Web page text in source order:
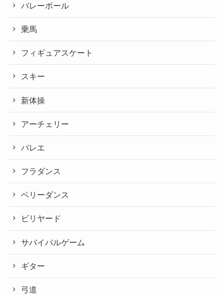
バレーボール
乗馬
フィギュアスケート
スキー
新体操
アーチェリー
バレエ
フラダンス
ベリーダンス
ビリヤード
サバイバルゲーム
ギター
弓道